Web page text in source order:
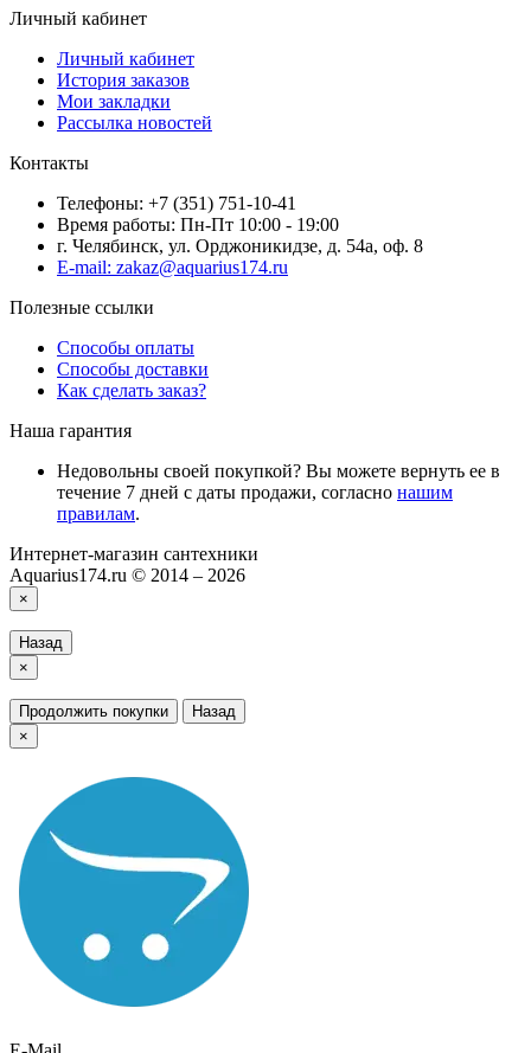
Личный кабинет
Личный кабинет
История заказов
Мои закладки
Рассылка новостей
Контакты
Телефоны: +7 (351) 751-10-41
Время работы: Пн-Пт 10:00 - 19:00
г. Челябинск, ул. Орджоникидзе, д. 54а, оф. 8
E-mail: zakaz@aquarius174.ru
Полезные ссылки
Способы оплаты
Способы доставки
Как сделать заказ?
Наша гарантия
Недовольны своей покупкой? Вы можете вернуть ее в
течение 7 дней с даты продажи, согласно нашим
правилам.
Интернет-магазин сантехники
Aquarius174.ru © 2014 – 2026
×
Назад
×
Продолжить покупки
Назад
×